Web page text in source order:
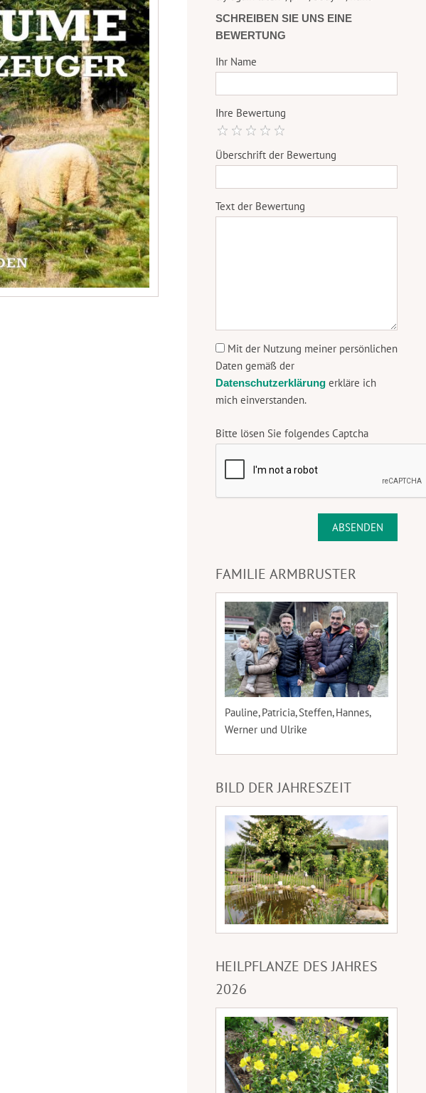
SCHREIBEN SIE UNS EINE
BEWERTUNG
Ihr Name
Ihre Bewertung
Überschrift der Bewertung
Text der Bewertung
Mit der Nutzung meiner persönlichen
Daten gemäß der
Datenschutzerklärung erkläre ich
mich einverstanden.
Bitte lösen Sie folgendes Captcha
ABSENDEN
FAMILIE ARMBRUSTER
Pauline, Patricia, Steffen, Hannes,
Werner und Ulrike
BILD DER JAHRESZEIT
HEILPFLANZE DES JAHRES
2026